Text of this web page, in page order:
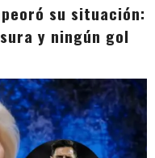
su situación:
y ningún gol